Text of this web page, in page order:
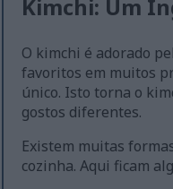
Kimchi: Um
O kimchi é adorado
favoritos em muitos
único. Isto torna o
gostos diferentes.
Existem muitas
cozinha. Aqui ficam